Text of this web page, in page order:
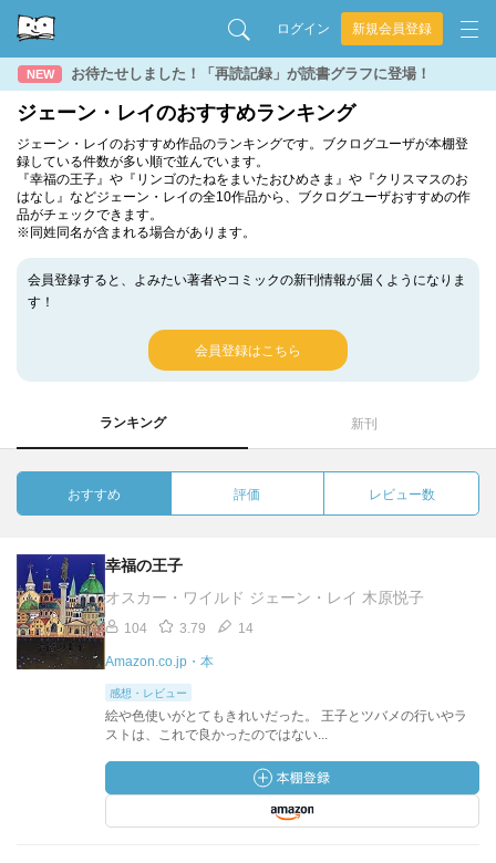
ログイン 新規会員登録
NEW お待たせしました！「再読記録」が読書グラフに登場！
ジェーン・レイのおすすめランキング
ジェーン・レイのおすすめ作品のランキングです。ブクログユーザが本棚登
録している件数が多い順で並んでいます。
『幸福の王子』や『リンゴのたねをまいたおひめさま』や『クリスマスのお
はなし』などジェーン・レイの全10作品から、ブクログユーザおすすめの作
品がチェックできます。
※同姓同名が含まれる場合があります。
会員登録すると、よみたい著者やコミックの新刊情報が届くようになりま
す！
会員登録はこちら
ランキング 新刊
おすすめ 評価 レビュー数
幸福の王子
オスカー・ワイルド ジェーン・レイ 木原悦子
104 3.79 14
Amazon.co.jp・本
感想・レビュー
絵や色使いがとてもきれいだった。 王子とツバメの行いやラ
ストは、これで良かったのではない...